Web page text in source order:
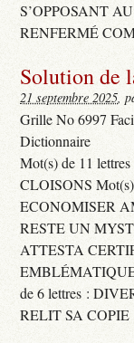
S’OPPOSANT
RENFERMÉ
Solution de
21 septembre 2025,
Grille No 6997
Dictionnaire
Mot(s) de 11
CLOISONS
ECONOMISER
RESTE UN
ATTESTA
de 6 lettres :
RELIT SA